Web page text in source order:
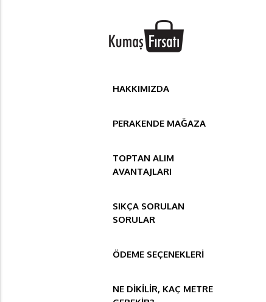
HAKKIMIZDA
PERAKENDE MAĞAZA
TOPTAN ALIM
AVANTAJLARI
SIKÇA SORULAN
SORULAR
ÖDEME SEÇENEKLERİ
NE DİKİLİR, KAÇ METRE